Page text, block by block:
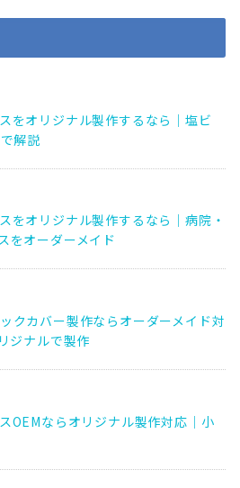
をオリジナル製作するなら｜塩ビ
解説
をオリジナル製作するなら｜病院・
をオーダーメイド
クカバー製作ならオーダーメイド対
ジナルで製作
OEMならオリジナル製作対応｜小